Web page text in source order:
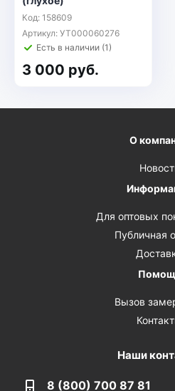
Код: 158609
Артикул: УТ000060276
Есть в наличии (1)
3 000 руб.
О
Для оптовых
Публичная
Вызов
Наши
8 (800) 700 87 81